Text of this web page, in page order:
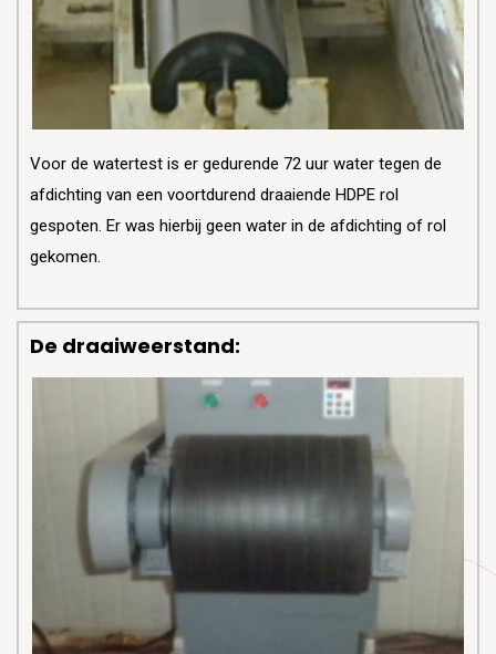
Voor de watertest is er gedurende 72 uur water tegen de
afdichting van een voortdurend draaiende HDPE rol
gespoten. Er was hierbij geen water in de afdichting of rol
gekomen.
De draaiweerstand: